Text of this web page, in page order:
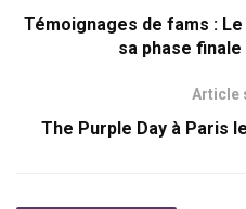
Témoignages de fams :
sa phase
Article
The Purple Day à Paris